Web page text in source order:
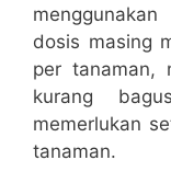
dosis masing
per tanaman,
kurang
memerlukan
tanaman.